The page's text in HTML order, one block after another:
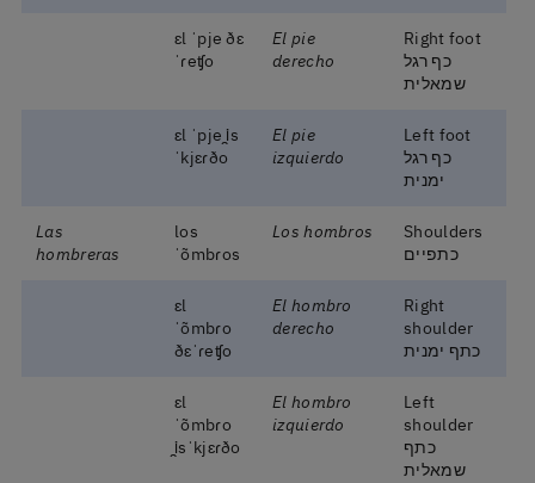
Right foot
כף רגל
שמאלית
El pie
derecho
ɛl ˈpje ðɛ
ˈɾeʧo
Left foot
כף רגל
ימנית
El pie
izquierdo
ɛl ˈpje i̯s
ˈkjɛɾðo
Shoulders
כתפיים
Los hombros
los
ˈõmbɾos
Las
hombreras
Right
shoulder
כתף ימנית
El hombro
derecho
ɛl
ˈõmbɾo
ðɛˈɾeʧo
Left
shoulder
כתף
שמאלית
El hombro
izquierdo
ɛl
ˈõmbɾo
i̯sˈkjɛɾðo